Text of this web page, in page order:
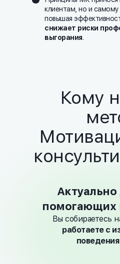
клиентам, но и самому
повышая
снижает риски
выгорания.
Вы собираетесь
работаете с
поведения
Кому
Актуально
помогающих